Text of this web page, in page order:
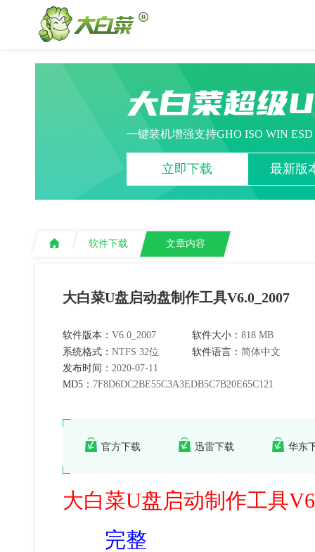
大白菜超级
一键装机增强支持GHO ISO WIN
立即下载 最新版
软件下载 文章内容
大白菜U盘启动盘制作工具V6.0_2007
软件版本： V6.0_2007 软件大小： 818 MB
系统格式： NTFS 32位 软件语言： 简体中文
发布时间： 2020-07-11
MD5： 7F8D6DC2BE55C3A3EDB5C7B20E65C121
官方下载 迅雷下载 华东
大白菜U盘启动制作工具
完整